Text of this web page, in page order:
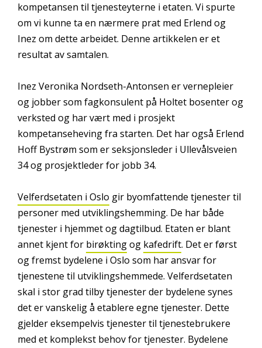
kompetansen til tjenesteyterne i etaten. Vi spurte
om vi kunne ta en nærmere prat med Erlend og
Inez om dette arbeidet. Denne artikkelen er et
resultat av samtalen.
Inez Veronika Nordseth-Antonsen er vernepleier
og jobber som fagkonsulent på Holtet bosenter og
verksted og har vært med i prosjekt
kompetanseheving fra starten. Det har også Erlend
Hoff Bystrøm som er seksjonsleder i Ullevålsveien
34 og prosjektleder for jobb 34.
Velferdsetaten i Oslo gir byomfattende tjenester til
personer med utviklingshemming. De har både
tjenester i hjemmet og dagtilbud. Etaten er blant
annet kjent for birøktingog kafedrift. Det er først
og fremst bydelene i Oslo som har ansvar for
tjenestene til utviklingshemmede. Velferdsetaten
skal i stor grad tilby tjenester der bydelene synes
det er vanskelig å etablere egne tjenester. Dette
gjelder eksempelvis tjenester til tjenestebrukere
med et komplekst behov for tjenester. Bydelene